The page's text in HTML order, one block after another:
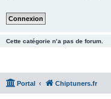
Cette catégorie n’a pas de forum.
Portal Chiptuners.fr